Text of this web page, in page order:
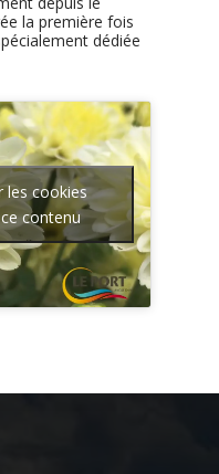
la première fois
dédiée
les cookies
contenu